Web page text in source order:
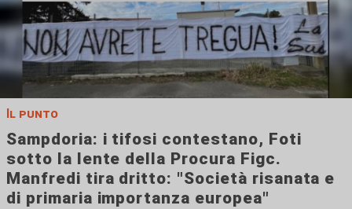
Il punto
Sampdoria: i tifosi contestano, Foti
sotto la lente della Procura Figc.
Manfredi tira dritto: "Società risanata e
di primaria importanza europea"